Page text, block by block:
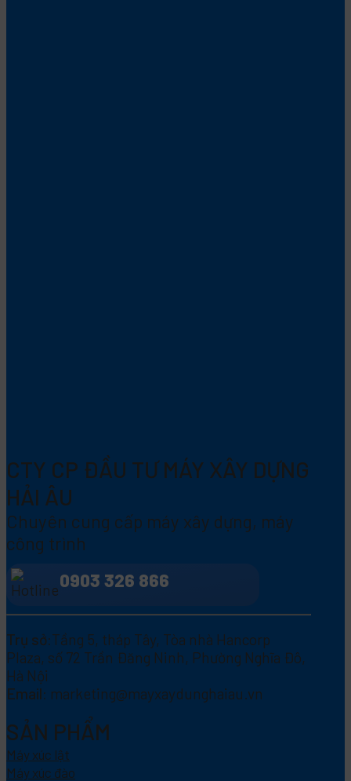
CTY CP ĐẦU TƯ MÁY XÂY DỰNG
HẢI ÂU
Chuyên cung cấp máy xây dựng, máy
công trình
0903 326 866
Trụ sở:Tầng 5, tháp Tây, Tòa nhà Hancorp
Plaza, số 72 Trần Đăng Ninh, Phường Nghĩa Đô,
Hà Nội
Email: marketing@mayxaydunghaiau.vn
SẢN PHẨM
Máy xúc lật
Máy xúc đào